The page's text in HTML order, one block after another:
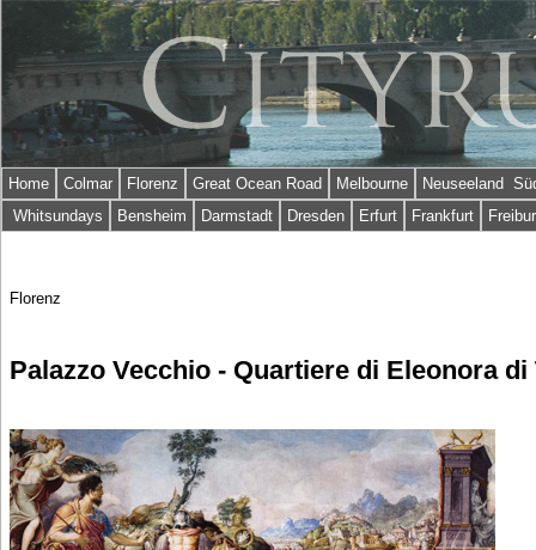
Home Colmar Florenz Great Ocean Road Melbourne
Neuseeland
Whitsundays
Bensheim Darmstadt Dresden Erfurt Frankfurt
Florenz
Palazzo Vecchio - Quartiere di Eleonora di